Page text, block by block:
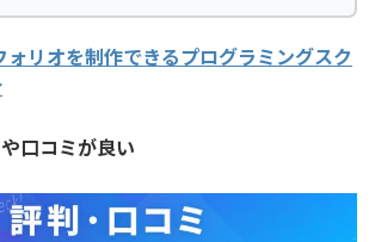
ォリオを制作できるプログラミングスク
口コミが良い